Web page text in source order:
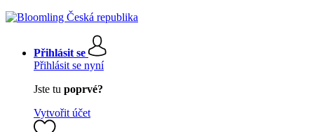
Přihlásit se
Přihlásit se nyní
Jste tu poprvé?
Vytvořit účet